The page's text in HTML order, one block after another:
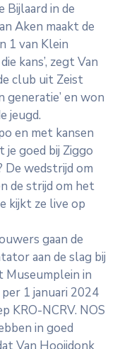
Bijlaard in de
Aken maakt de
1 van Klein
kans’, zegt Van
club uit Zeist
generatie’ en won
jeugd.
en met kansen
je goed bij Ziggo
De wedstrijd om
de strijd om het
kijkt ze live op
gaan de
aan de slag bij
Museumplein in
1 januari 2024
KRO-NCRV. NOS
in goed